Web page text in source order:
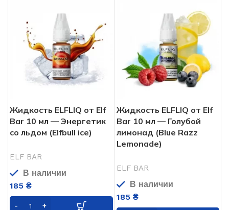
Жидкость ELFLIQ от Elf
Bar 10 мл — Энергетик
со льдом (Elfbull ice)
ELF BAR
В наличии
185 ₴
Жидкость ELFLIQ от Elf
Bar 10 мл — Голубой
лимонад (Blue Razz
Lemonade)
ELF BAR
В наличии
185 ₴